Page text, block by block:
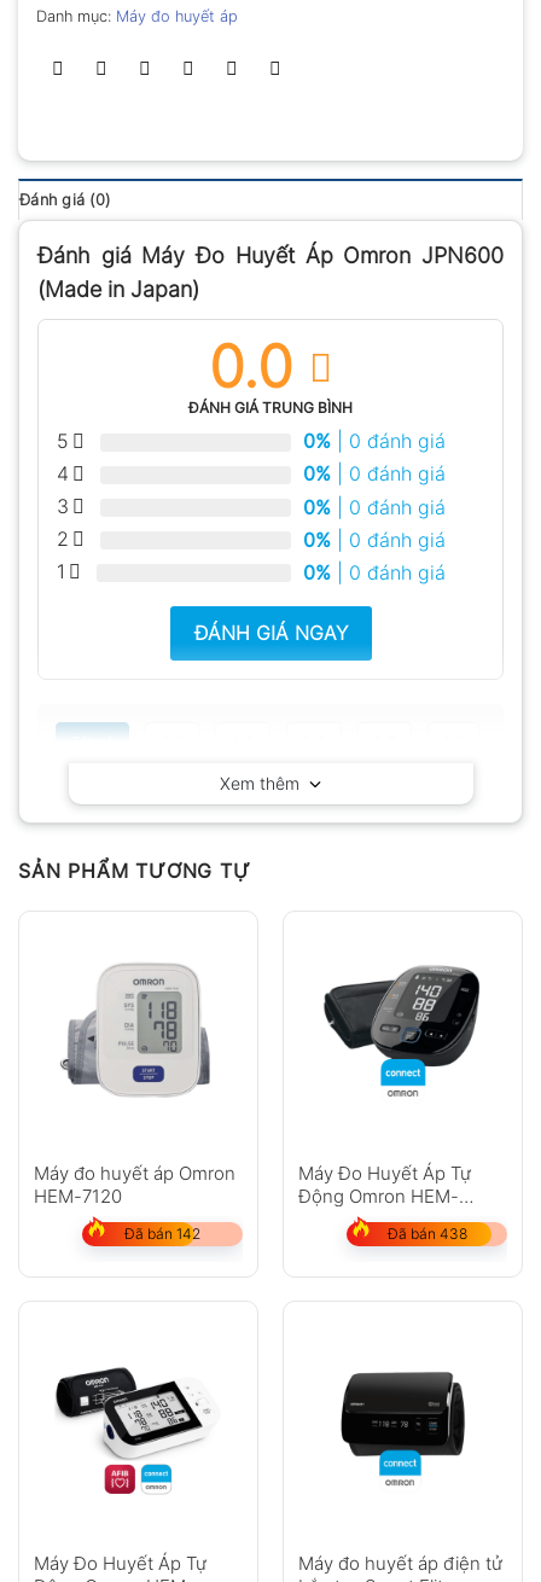
Danh mục: Máy đo huyết áp
Đánh giá (0)
Đánh giá Máy Đo Huyết Áp Omron JPN600
(Made in Japan)
0.0
ĐÁNH GIÁ TRUNG BÌNH
5 0% | 0 đánh giá
4
0% | 0 đánh giá
3
0% | 0 đánh giá
2
0% | 0 đánh giá
1
0% | 0 đánh giá
ĐÁNH GIÁ NGAY
Có ảnh
Chưa có đánh giá nào.
Xem thêm
SẢN PHẨM TƯƠNG TỰ
Máy đo huyết áp Omron
HEM-7120
Đã bán 142
Máy Đo Huyết Áp Tự
Động Omron HEM-
7280T Nhật Bản
Đã bán 438
Máy Đo Huyết Áp Tự
Máy đo huyết áp điện tử